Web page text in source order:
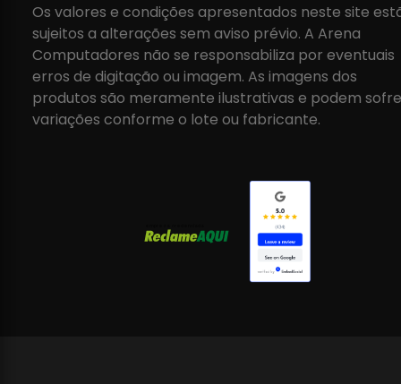
Os valores e condições apresentados neste site
sujeitos a alterações sem aviso prévio. A Arena
Computadores não se responsabiliza por eventuais
erros de digitação ou imagem. As imagens dos
produtos são meramente ilustrativas e podem
variações conforme o lote ou fabricante.